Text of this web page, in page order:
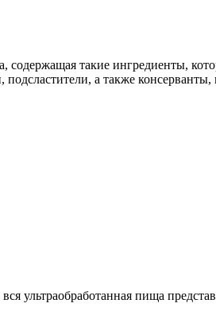
такие ингредиенты,
а также
ультраобработанная пища